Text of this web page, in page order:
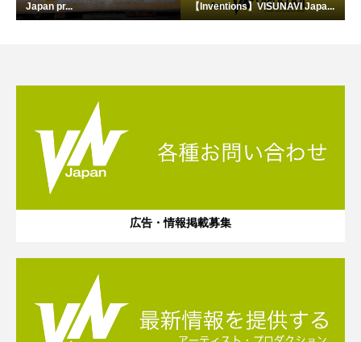
Japan pr...
【Inventions】VISUNAVI Japa...
広告・情報掲載募集